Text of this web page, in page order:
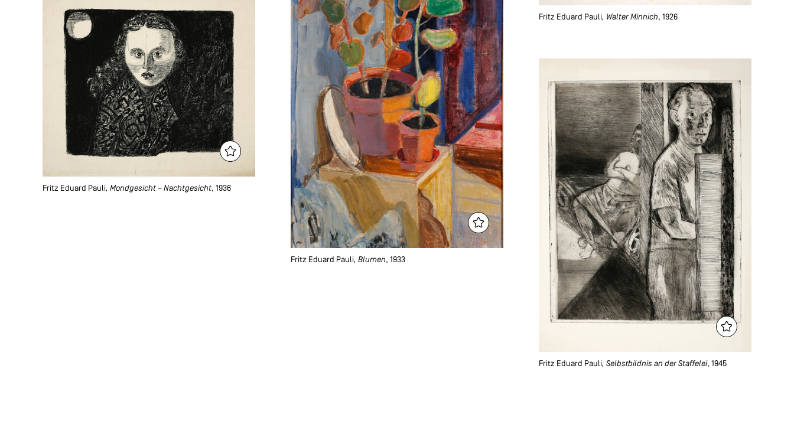
Fritz Eduard Pauli, Walter Minnich, 1926
Fritz Eduard Pauli, Blumen, 1933
Fritz Eduard Pauli, Mondgesicht – Nachtgesicht, 1936
Fritz Eduard Pauli, Selbstbildnis an der Staffelei, 1945